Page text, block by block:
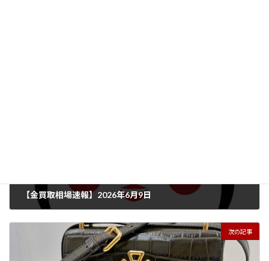
【金買取相場速報】2026年6月9日
次の記事